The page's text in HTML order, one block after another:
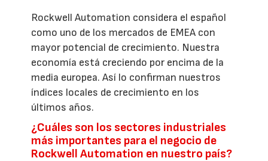
Rockwell Automation considera el español
como uno de los mercados de EMEA con
mayor potencial de crecimiento. Nuestra
economía está creciendo por encima de la
media europea. Así lo confirman nuestros
índices locales de crecimiento en los
últimos años.
¿Cuáles son los sectores industriales
más importantes para el negocio de
Rockwell Automation en nuestro país?